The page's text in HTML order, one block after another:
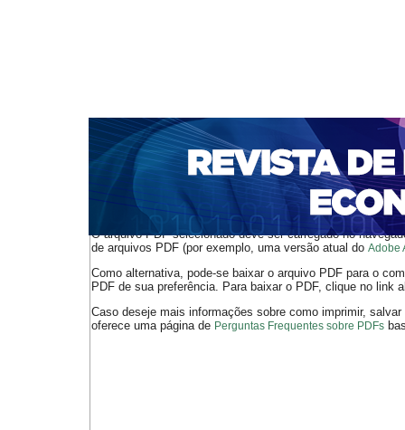
CAPA SOBRE ACESSO CADASTRO
NOTÍCIAS
PORTAL DE REVISTAS DA UNIFACS
BASES DE DADOS E INDEXADORES
Capa v. 16, n. 29 (2014) Goularti Filho
O arquivo PDF selecionado deve ser carregado no
de arquivos PDF (por exemplo, uma versão atual do Adobe
Como alternativa, pode-se baixar o arquivo PDF para o
PDF de sua preferência. Para baixar o PDF, clique no link
Caso deseje mais informações sobre como imprimir,
oferece uma página de Perguntas Frequentes sobre PDFs